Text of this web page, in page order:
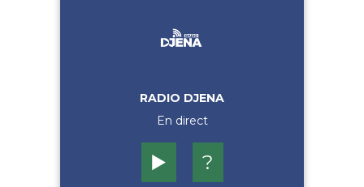
RADIO DJENA
En direct
▶️ ?